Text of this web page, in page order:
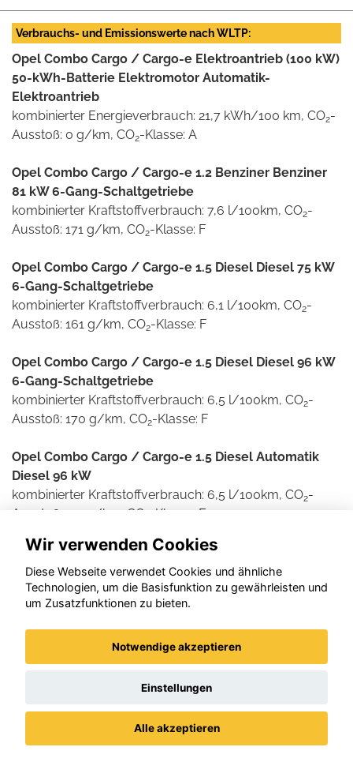
Verbrauchs- und Emissionswerte nach WLTP:
Opel Combo Cargo / Cargo-e Elektroantrieb (100 kW)
50-kWh-Batterie Elektromotor Automatik-
Elektroantrieb
kombinierter Energieverbrauch: 21,7 kWh/100 km, CO2-
Ausstoß: 0 g/km, CO2-Klasse: A
Opel Combo Cargo / Cargo-e 1.2 Benziner Benziner
81 kW 6-Gang-Schaltgetriebe
kombinierter Kraftstoffverbrauch: 7,6 l/100km, CO2-
Ausstoß: 171 g/km, CO2-Klasse: F
Opel Combo Cargo / Cargo-e 1.5 Diesel Diesel 75 kW
6-Gang-Schaltgetriebe
kombinierter Kraftstoffverbrauch: 6,1 l/100km, CO2-
Ausstoß: 161 g/km, CO2-Klasse: F
Opel Combo Cargo / Cargo-e 1.5 Diesel Diesel 96 kW
6-Gang-Schaltgetriebe
kombinierter Kraftstoffverbrauch: 6,5 l/100km, CO2-
Ausstoß: 170 g/km, CO2-Klasse: F
Opel Combo Cargo / Cargo-e 1.5 Diesel Automatik
Diesel 96 kW
kombinierter Kraftstoffverbrauch: 6,5 l/100km, CO2-
Ausstoß: 171 g/km, CO
-Klasse: F
Weitere Informationen zum offiziellen Kraftstoff- und
Stromverbrauch und den offiziellen spezifischen CO2-
Emissionen neuer Personenkraftwagen können dem
'Leitfaden über den Kraftstoffverbrauch und die CO2-
Emissionen neuer Personenkraftwagen' entnommen
werden, der an allen Verkaufsstellen und bei der DAT
Deutsche Automobil Treuhand GmbH , Helmuth-Hirth-
Straße 1, D-73760 Ostfildern unentgeltlich erhältlich ist.
Wir verwenden Cookies
Diese Webseite verwendet Cookies und ähnliche
Technologien, um die Basisfunktion zu gewährleisten und
um Zusatzfunktionen zu bieten.
Notwendige akzeptieren
Einstellungen
Alle akzeptieren